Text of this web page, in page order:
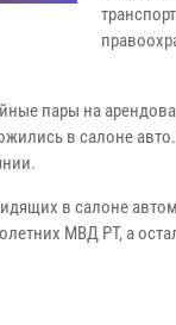
пары на
в салоне
в салоне
МВД РТ, а